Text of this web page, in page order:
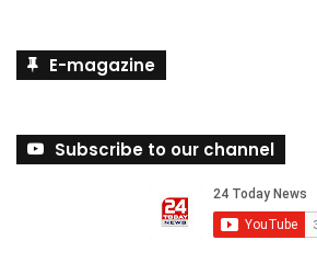
E-magazine
Subscribe to our channel